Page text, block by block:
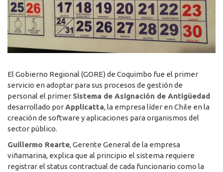
El Gobierno Regional (GORE) de Coquimbo fue el primer
servicio en adoptar para sus procesos de gestión de
personal el primer Sistema de Asignación de Antigüedad
desarrollado porApplicatta, la empresa líder en Chile en la
creación de software y aplicaciones para organismos del
sector público.
Guillermo Rearte, Gerente General de la empresa
viñamarina, explica que al principio el sistema requiere
registrar el status contractual de cada funcionario como la